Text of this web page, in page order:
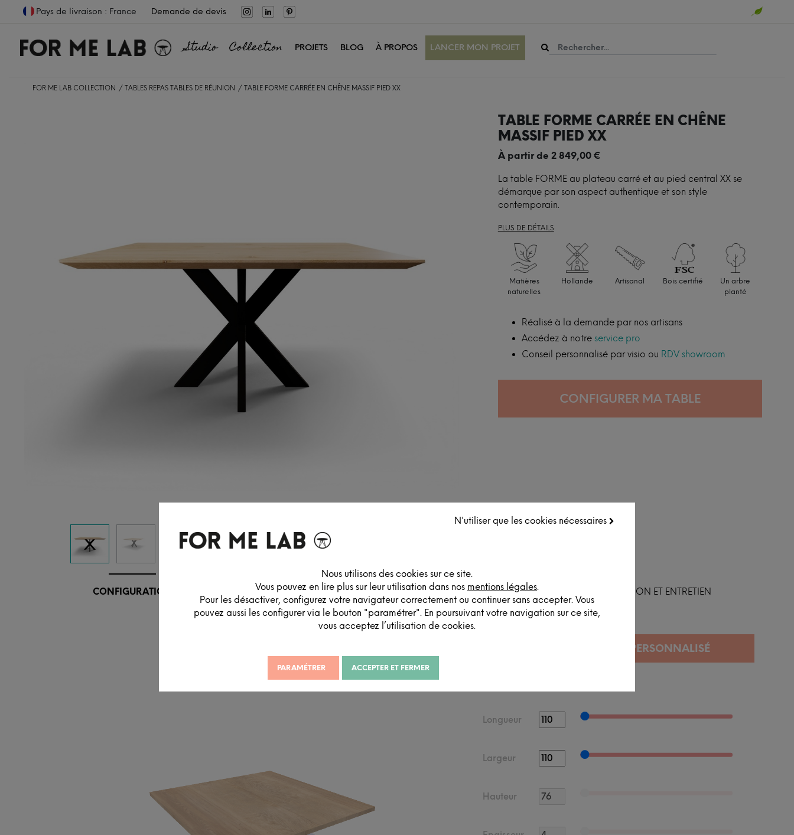
N'utiliser que les cookies nécessaires
Nous utilisons des cookies sur ce site.
Vous pouvez en lire plus sur leur utilisation dans nos mentions légales.
Pour les désactiver, configurez votre navigateur correctement ou continuer sans accepter. Vous
pouvez aussi les configurer via le bouton "paramétrer". En poursuivant votre navigation sur ce site,
vous acceptez l’utilisation de cookies.
PARAMÉTRER ACCEPTER ET FERMER
Pays de livraison : France Demande de devis
Studio Collection PROJETS BLOG À PROPOS LANCER MON PROJET
FOR ME LAB COLLECTION TABLES REPAS TABLES DE RÉUNION TABLE FORME CARRÉE EN CHÊNE MASSIF PIED XX
TABLE FORME CARRÉE EN CHÊNE
MASSIF PIED XX
À partir de 2 849,00€
La table FORME au plateau carré et au pied central XX se
démarque par son aspect authentique et son style
contemporain.
PLUS DE DÉTAILS
Matières
naturelles
Hollande Artisanal Bois certifié
Un arbre
planté
Réalisé à la demande par nos artisans
Accédez à notre service pro
Conseil personnalisé par visio ou RDV showroom
CONFIGURER MA TABLE
CONFIGURATION DESCRIPTION DÉTAILLÉE FINITION ET ENTRETIEN
Longueur
Largeur
Hauteur